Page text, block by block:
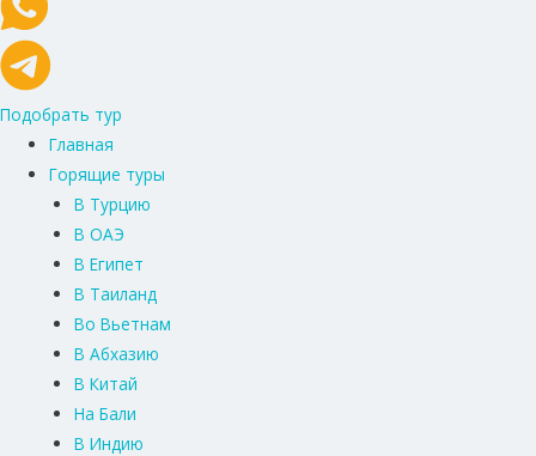
Подобрать тур
Главная
Горящие туры
В Турцию
В ОАЭ
В Египет
В Таиланд
Во Вьетнам
В Абхазию
В Китай
На Бали
В Индию